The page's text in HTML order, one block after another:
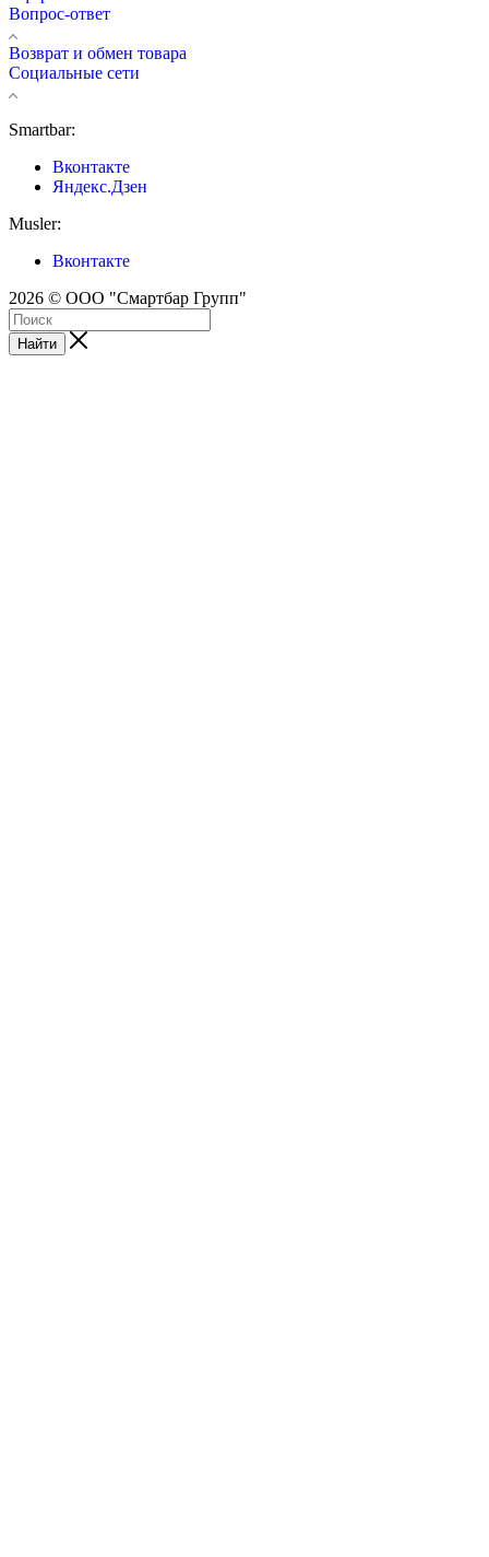
Вопрос-ответ
Возврат и обмен товара
Социальные сети
Smartbar:
Вконтакте
Яндекс.Дзен
Musler:
Вконтакте
2026 © ООО "Смартбар Групп"
Найти